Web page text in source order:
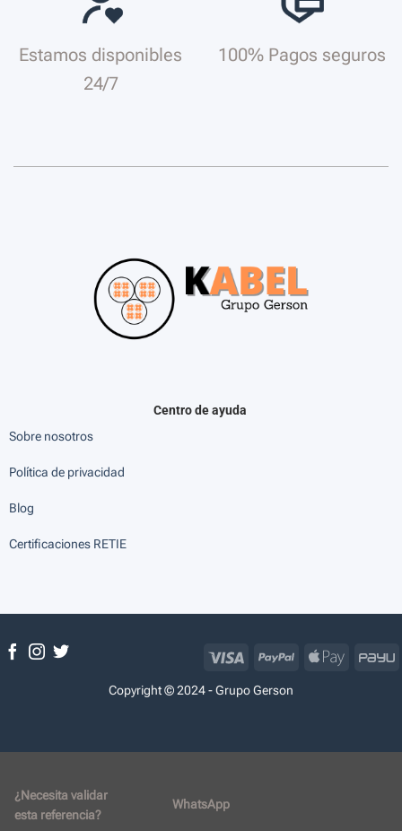
Estamos disponibles
24/7
100% Pagos seguros
Centro de ayuda
Sobre nosotros
Política de privacidad
Blog
Certificaciones RETIE
Copyright © 2024 - Grupo Gerson
Visa PayPal
Apple
¿Necesita validar
esta referencia?
WhatsApp